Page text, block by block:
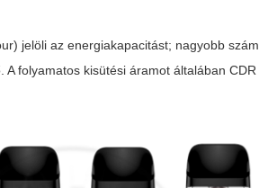
jelöli az energiakapacitást; nagyobb szám
A folyamatos kisütési áramot általában CDR